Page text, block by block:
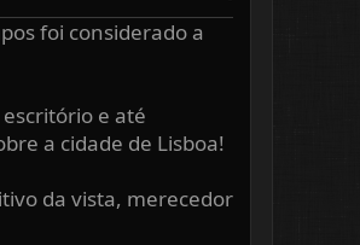
foi considerado a
e até
a cidade de Lisboa!
da vista, merecedor